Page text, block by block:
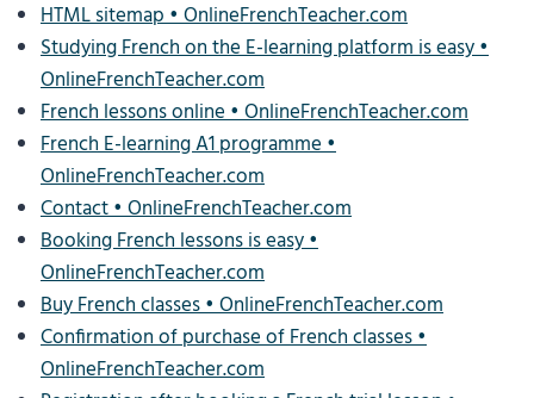
HTML sitemap • OnlineFrenchTeacher.com
Studying French on the E-learning platform is easy •
OnlineFrenchTeacher.com
French lessons online • OnlineFrenchTeacher.com
French E-learning A1 programme •
OnlineFrenchTeacher.com
Contact • OnlineFrenchTeacher.com
Booking French lessons is easy •
OnlineFrenchTeacher.com
Buy French classes • OnlineFrenchTeacher.com
Confirmation of purchase of French classes •
OnlineFrenchTeacher.com